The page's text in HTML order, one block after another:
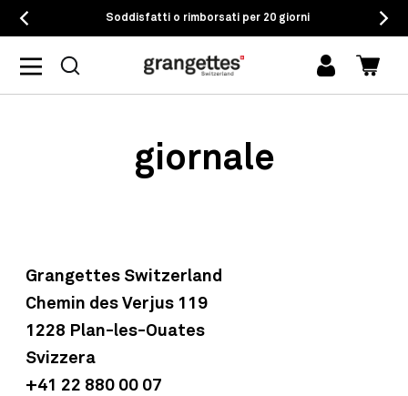
Soddisfatti o rimborsati per 20 giorni
Accedi
giornale
Grangettes Switzerland
Chemin des Verjus 119
1228 Plan-les-Ouates
Svizzera
+41 22 880 00 07